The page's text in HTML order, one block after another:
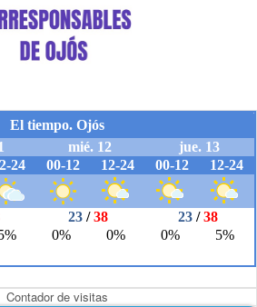
Contador de visitas